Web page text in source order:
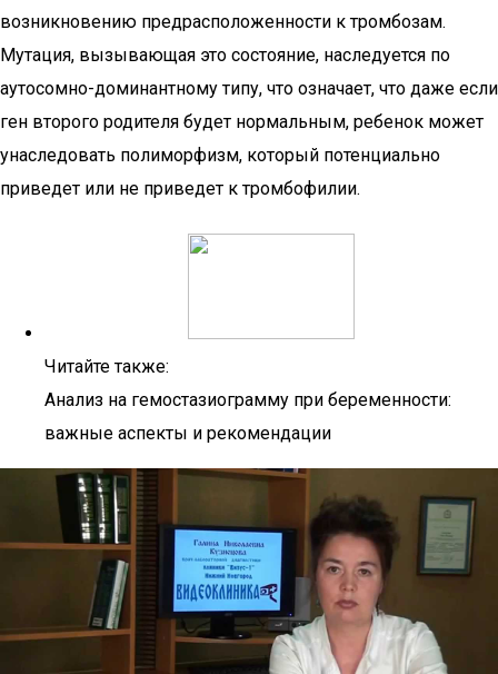
возникновению предрасположенности к тромбозам.
Мутация, вызывающая это состояние, наследуется по
аутосомно-доминантному типу, что означает, что даже если
ген второго родителя будет нормальным, ребенок может
унаследовать полиморфизм, который потенциально
приведет или не приведет к тромбофилии.
Читайте также:
Анализ на гемостазиограмму при беременности:
важные аспекты и рекомендации